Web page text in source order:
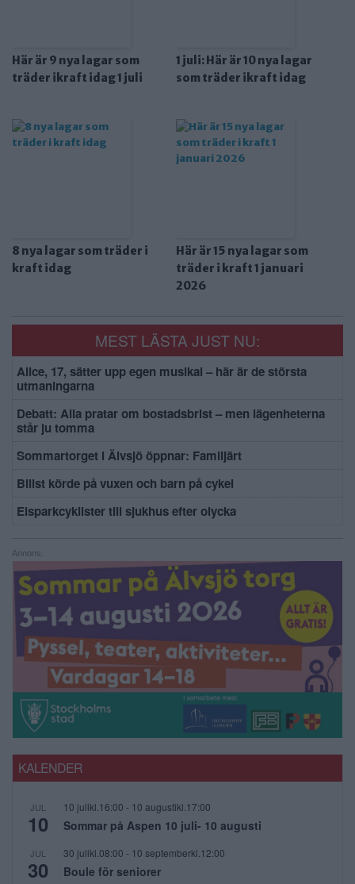
Här är 9 nya lagar som
träder ikraft idag 1 juli
1 juli: Här är 10 nya lagar
som träder ikraft idag
8 nya lagar som träder i
kraft idag
Här är 15 nya lagar som
träder i kraft 1 januari
2026
MEST LÄSTA JUST NU:
Alice, 17, sätter upp egen musikal – här är de största
utmaningarna
Debatt: Alla pratar om bostadsbrist – men lägenheterna
står ju tomma
Sommartorget i Älvsjö öppnar: Familjärt
Bilist körde på vuxen och barn på cykel
Elsparkcyklister till sjukhus efter olycka
Annons:
KALENDER
JUL
10
10 julikl.16:00 - 10 augustikl.17:00
Sommar på Aspen 10 juli- 10 augusti
JUL
30
30 julikl.08:00 - 10 septemberkl.12:00
Boule för seniorer